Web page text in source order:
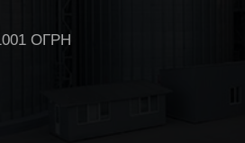
ОГРН